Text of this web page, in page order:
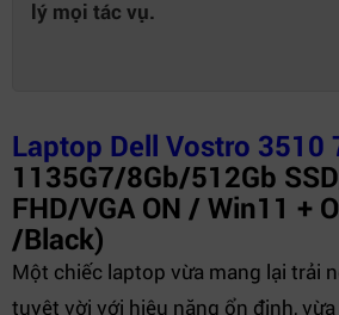
lý mọi tác vụ.
Laptop Dell Vostro 3510
1135G7/8Gb/512Gb
FHD/VGA ON / Win11 +
/Black)
Một chiếc laptop vừa mang lại trải
tuyệt vời với hiệu năng ổn định,